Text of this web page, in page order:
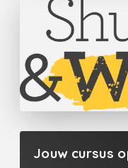
Jouw cursus